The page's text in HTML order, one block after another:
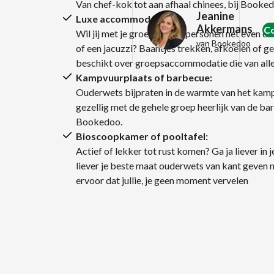
vriendenweekend kan
niet anders dan een
succes worden. Alleen de
vraag; welke
groepsaccommodatie
voor 90 vrienden is
geschikt voor jouw en je
vrienden?
Lees meer
Van chef-kok tot aan afhaal chinees, bij
Luxe accommodaties:
Wil jij met je groep van 90 personen net even
of een jacuzzi? Baantjes trekken, afkoelen of
beschikt over groepsaccommodatie die van
Kampvuurplaats of barbecue:
Ouderwets bijpraten in de warmte van het
gezellig met de gehele groep heerlijk van de
Bookedoo.
Bioscoopkamer of pooltafel:
Actief of lekker tot rust komen? Ga ja liever in
liever je beste maat ouderwets van kant
ervoor dat jullie, je geen moment vervelen
Jeanine
Akkermans
van Bookedoo